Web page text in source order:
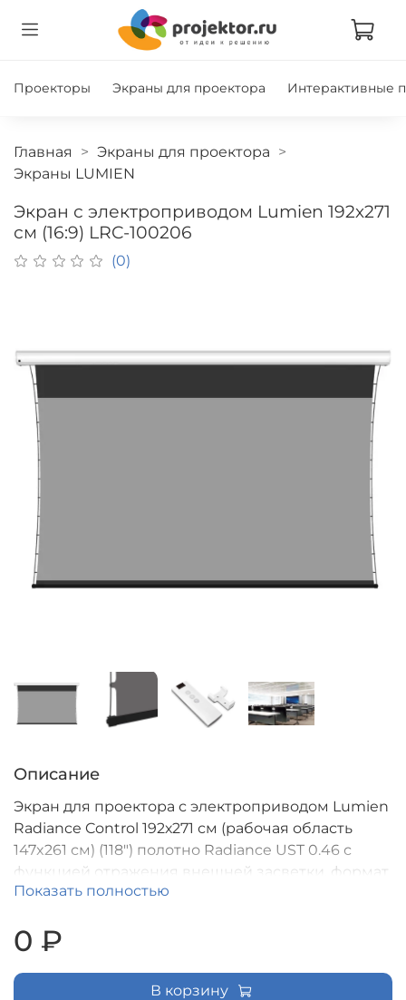
Проекторы Экраны для проектора Интерактивные
Главная
Экраны для проектора
Экраны LUMIEN
Экран с электроприводом Lumien 192х271
см (16:9) LRC-100206
(0)
Описание
Экран для проектора с электроприводом Lumien
Radiance Control 192х271 см (рабочая область
147x261 см) (118") полотно Radiance UST 0.46 с
функцией отражения внешней засветки, формат
экрана (16:9) [LRC-100206]
Показать полностью
0 ₽
В корзину